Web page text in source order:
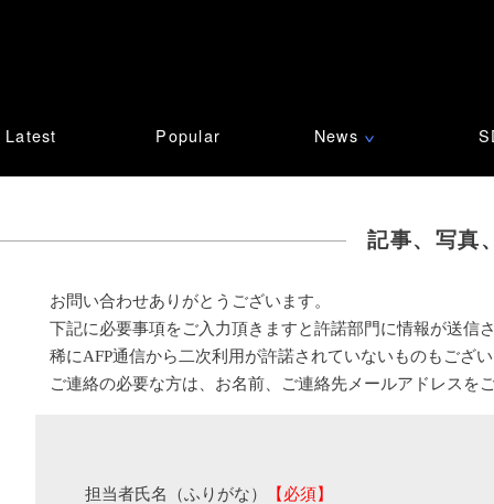
Latest Popular News ∨
記事、写真
お問い合わせありがとうございます。
下記に必要事項をご入力頂きますと許諾部門に情報が送信
稀にAFP通信から二次利用が許諾されていないものもござ
ご連絡の必要な方は、お名前、ご連絡先メールアドレスを
担当者氏名（ふりがな） 【必須】